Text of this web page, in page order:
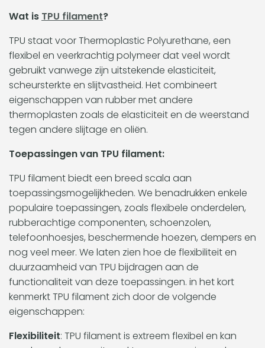
Wat is TPU filament?
TPU staat voor Thermoplastic Polyurethane, een
flexibel en veerkrachtig polymeer dat veel wordt
gebruikt vanwege zijn uitstekende elasticiteit,
scheursterkte en slijtvastheid. Het combineert
eigenschappen van rubber met andere
thermoplasten zoals de elasticiteit en de weerstand
tegen andere slijtage en oliën.
Toepassingen van TPU filament:
TPU filament biedt een breed scala aan
toepassingsmogelijkheden. We benadrukken enkele
populaire toepassingen, zoals flexibele onderdelen,
rubberachtige componenten, schoenzolen,
telefoonhoesjes, beschermende hoezen, dempers en
nog veel meer. We laten zien hoe de flexibiliteit en
duurzaamheid van TPU bijdragen aan de
functionaliteit van deze toepassingen. in het kort
kenmerkt TPU filament zich door de volgende
eigenschappen:
Flexibiliteit: TPU filament is extreem flexibel en kan